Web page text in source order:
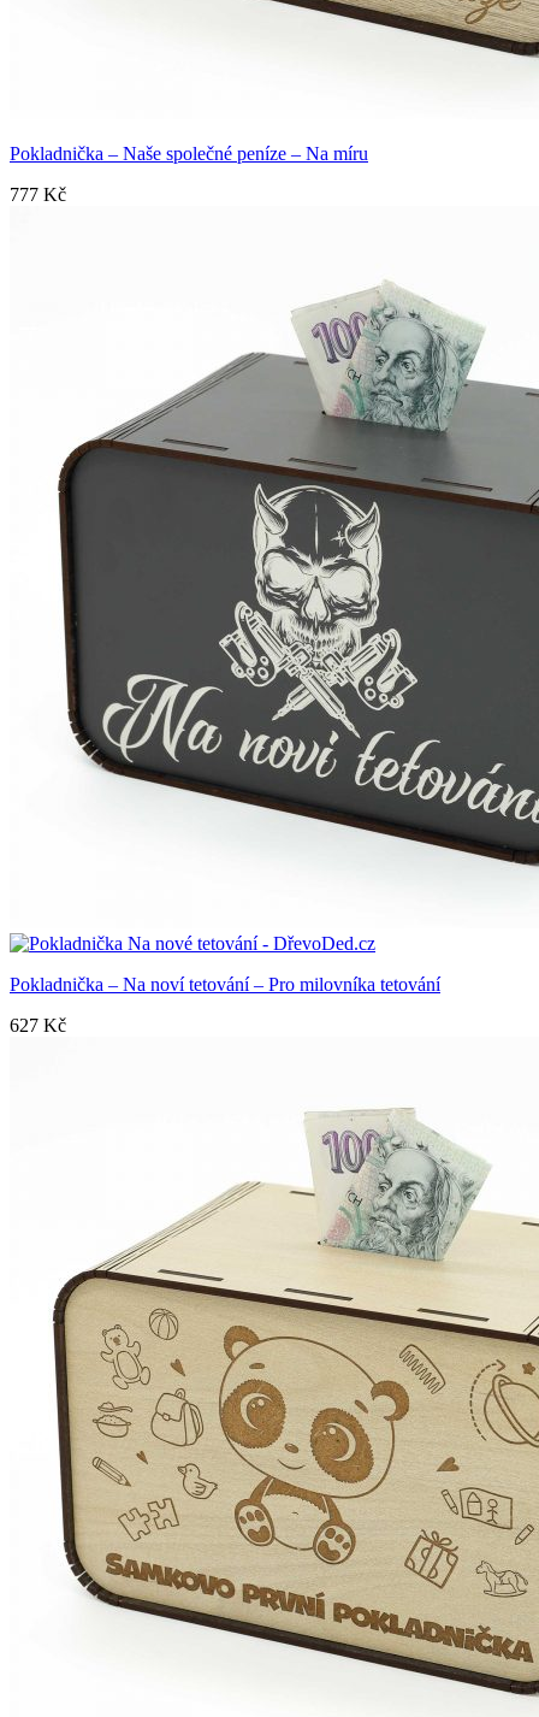
Pokladnička – Naše společné peníze – Na míru
777 Kč
Pokladnička – Na noví tetování – Pro milovníka tetování
627 Kč